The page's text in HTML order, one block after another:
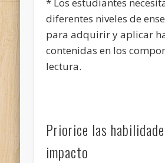
diferentes niveles de
para adquirir y aplicar
contenidas en los
lectura.
Priorice las
impacto